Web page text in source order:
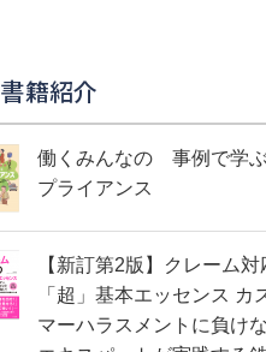
書籍紹介
働くみんなの 事例で学
プライアンス
【新訂第2版】クレーム対
「超」基本エッセンス カ
マーハラスメントに負けな